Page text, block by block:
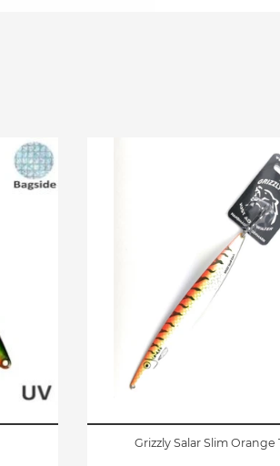
Grizzly Salar Slim Orange